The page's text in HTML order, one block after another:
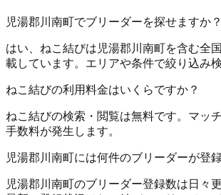
児湯郡川南町でブリーダーを探せますか？
はい、ねこ結びは児湯郡川南町を含む全
載しています。エリアや条件で絞り込み
ねこ結びの利用料金はいくらですか？
ねこ結びの検索・閲覧は無料です。マッ
手数料が発生します。
児湯郡川南町には何件のブリーダーが登
児湯郡川南町のブリーダー登録数は日々